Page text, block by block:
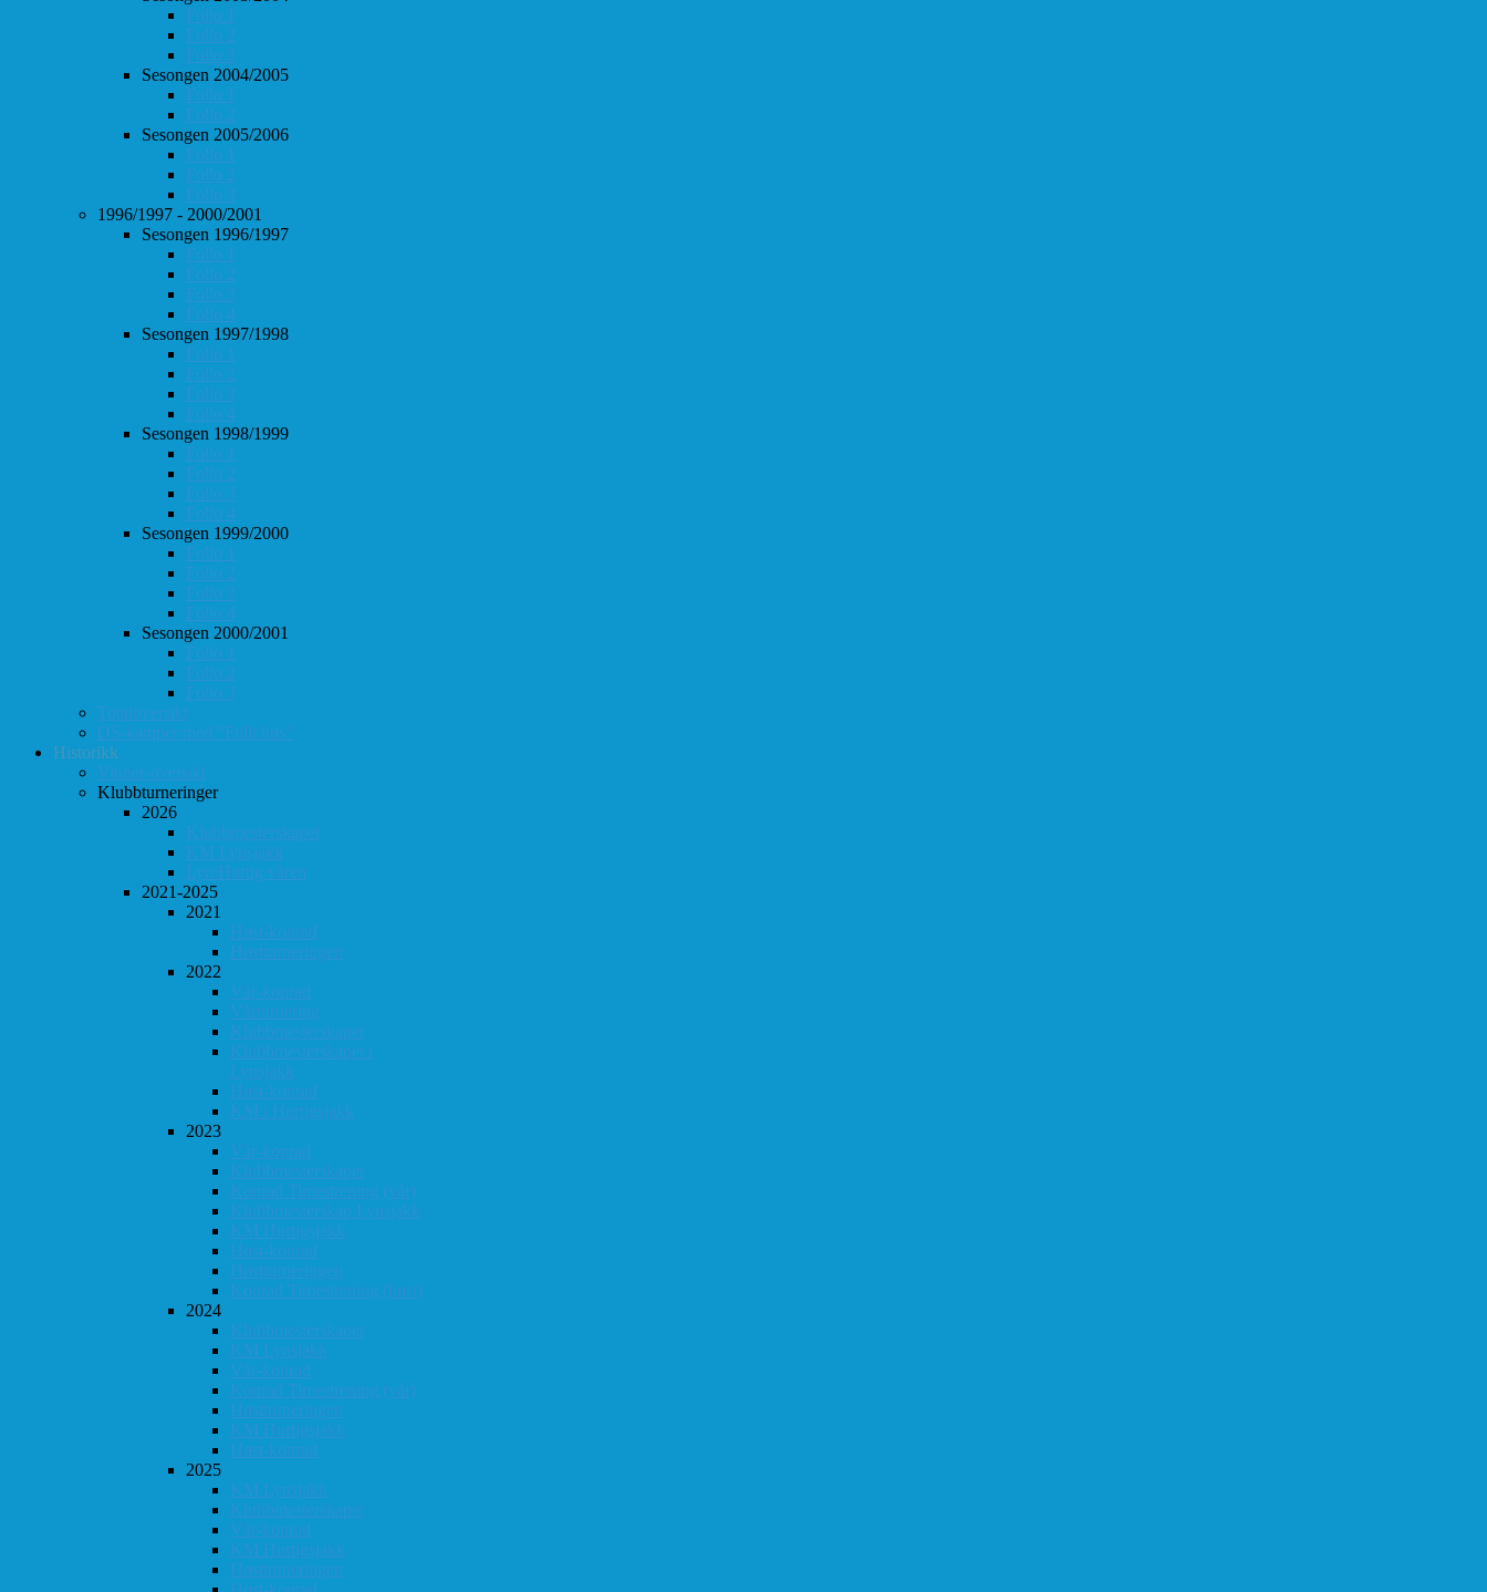
Follo 1
Follo 2
Follo 3
Sesongen 2004/2005
Follo 1
Follo 2
Sesongen 2005/2006
Follo 1
Follo 2
Follo 3
1996/1997 - 2000/2001
Sesongen 1996/1997
Follo 1
Follo 2
Follo 3
Follo 4
Sesongen 1997/1998
Follo 1
Follo 2
Follo 3
Follo 4
Sesongen 1998/1999
Follo 1
Follo 2
Follo 3
Follo 4
Sesongen 1999/2000
Follo 1
Follo 2
Follo 3
Follo 4
Sesongen 2000/2001
Follo 1
Follo 2
Follo 3
Totaloversikt
ØS-kamper med "Fullt hus"
Historikk
Vinner-oversikt
Klubbturneringer
2026
Klubbmesterskapet
KM Lynsjakk
Lyn/Hurtig våren
2021-2025
2021
Høst-konrad
Høstturneringen
2022
Vår-konrad
Vårturnering
Klubbmesterskapet
Klubbmesterskapet i
Lynsjakk
Høst-konrad
KM i Hurtigsjakk
2023
Vår-konrad
Klubbmesterskapet
Konrad Timestrening (vår)
Klubbmesterskap Lynsjakk
KM Hurtigsjakk
Høst-konrad
Høstturneringen
Konrad Timestrening (høst)
2024
Klubbmesterskapet
KM Lynsjakk
Vår-konrad
Konrad Timestrening (vår)
Høstturneringen
KM Hurtigsjakk
Høst-konrad
2025
KM Lynsjakk
Klubbmesterskapet
Vår-konrad
KM Hurtigsjakk
Høstturneringen